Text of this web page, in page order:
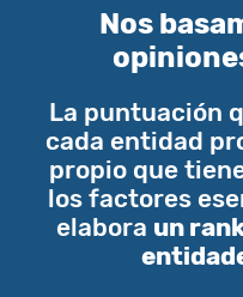
Nos
La puntuación
cada entidad
propio que
los factores
elabora un